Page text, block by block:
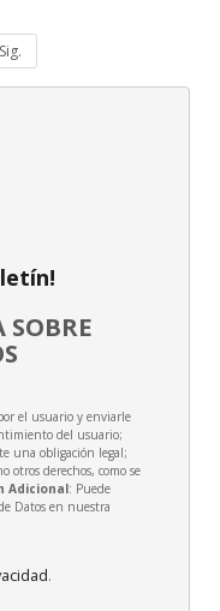
Sig.
el usuario y enviarle
del usuario;
una obligación legal;
otros derechos, como se
Adicional: Puede
Datos en nuestra
.